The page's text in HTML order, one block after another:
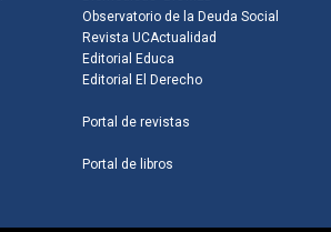
Observatorio de la Deuda Social
Revista UCActualidad
Editorial Educa
Editorial El Derecho
Portal de revistas
Portal de libros